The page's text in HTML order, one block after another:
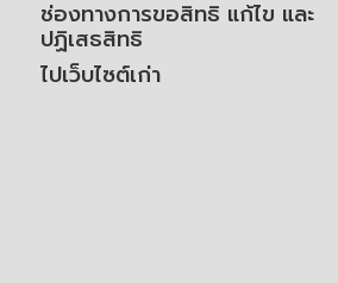
ช่องทางการขอสิทธิ แก้ไข และ
ปฏิเสธสิทธิ
ไปเว็บไซต์เก่า